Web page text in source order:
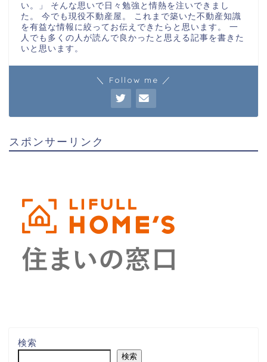
い。」 そんな思いで日々勉強と情熱を注いできまし
た。 今でも現役不動産屋。 これまで築いた不動産知識
を有益な情報に絞ってお伝えできたらと思います。 一
人でも多くの人が読んで良かったと思える記事を書きた
いと思います。
＼ Follow me ／
スポンサーリンク
検索
検索